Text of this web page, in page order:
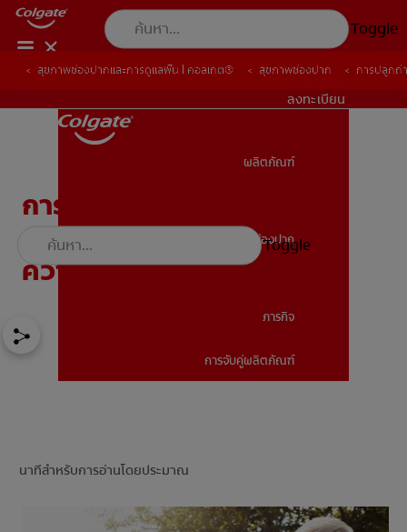
Toggle
TH (TH)
ลงทะเบียน
ผลิตภัณฑ์
สุขภาพช่องปาก
ภารกิจ
การจับคู่ผลิตภัณฑ์
Toggle
สุขภาพช่องปากและการดูแลฟัน | คอลเกต® สุขภาพช่องปาก การปลูกถ่
การปลูกถ่ายกระดูกเพื่อฝัง
รากฟันเทียม: ทำความเข้าใจ
ความเป็นไปได้
นาทีสำหรับการอ่านโดยประมาณ